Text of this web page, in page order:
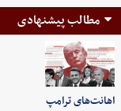
مطالب پیشنهادی
اهانت‌های ترامپ